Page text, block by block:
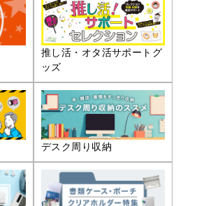
推し活・オタ活サポートグ
ッズ
デスク周り収納